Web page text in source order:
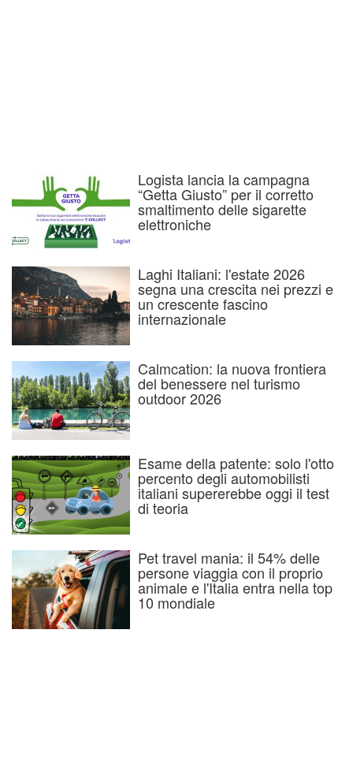
Logista lancia la campagna
“Getta Giusto” per il corretto
smaltimento delle sigarette
elettroniche
Laghi Italiani: l'estate 2026
segna una crescita nei prezzi e
un crescente fascino
internazionale
Calmcation: la nuova frontiera
del benessere nel turismo
outdoor 2026
Esame della patente: solo l'otto
percento degli automobilisti
italiani supererebbe oggi il test
di teoria
Pet travel mania: il 54% delle
persone viaggia con il proprio
animale e l'Italia entra nella top
10 mondiale